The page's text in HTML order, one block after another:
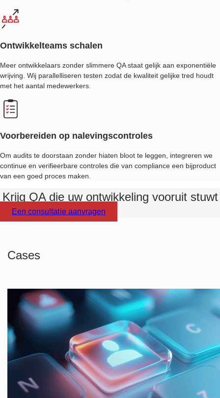
Ontwikkelteams schalen
Meer ontwikkelaars zonder slimmere QA staat gelijk aan exponentiële
wrijving. Wij parallelliseren testen zodat de kwaliteit gelijke tred houdt
met het aantal medewerkers.
Voorbereiden op nalevingscontroles
Om audits te doorstaan zonder hiaten bloot te leggen, integreren we
continue en verifieerbare controles die van compliance een bijproduct
van een goed proces maken.
Krijg QA die uw ontwikkeling vooruit stuwt
Een consultatie aanvragen
Cases